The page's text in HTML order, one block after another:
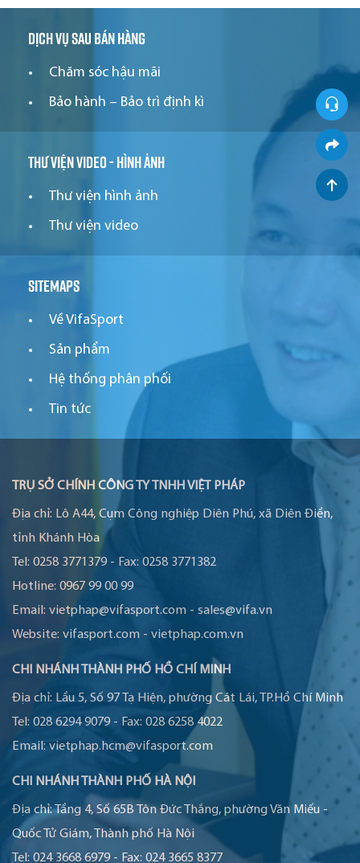
Dịch vụ sau bán hàng
Chăm sóc hậu mãi
Bảo hành – Bảo trì định kì
Thư viện video - hình ảnh
Thư viện hình ảnh
Thư viện video
Sitemaps
Về VifaSport
Sản phẩm
Hệ thống phân phối
Tin tức
TRỤ SỞ CHÍNH CÔNG TY TNHH VIỆT PHÁP
Địa chỉ: Lô A44, Cụm Công nghiệp Diên Phú, xã Diên Điền,
tỉnh Khánh Hòa
Tel: 0258 3771379 - Fax: 0258 3771382
Hotline: 0967 99 00 99
Email: vietphap@vifasport.com - sales@vifa.vn
Website: vifasport.com - vietphap.com.vn
CHI NHÁNH THÀNH PHỐ HỒ CHÍ MINH
Địa chỉ: Lầu 5, Số 97 Tạ Hiện, phường Cát Lái, TP.Hồ Chí Minh
Tel: 028 6294 9079- Fax: 028 6258 4022
Email: vietphap.hcm@vifasport.com
CHI NHÁNH THÀNH PHỐ HÀ NỘI
Địa chỉ:Tầng 4, Số 65B Tôn Đức Thắng, phường Văn Miếu -
Quốc Tử Giám, Thành phố Hà Nội
Tel: 024 3668 6979- Fax: 024 3665 8377